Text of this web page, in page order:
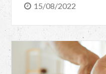
15/08/2022